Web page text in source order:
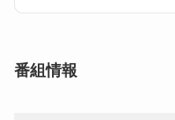
番組情報